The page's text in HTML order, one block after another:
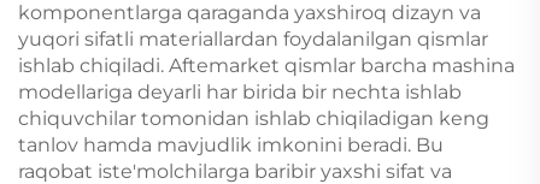
komponentlarga qaraganda yaxshiroq dizayn va
yuqori sifatli materiallardan foydalanilgan qismlar
ishlab chiqiladi. Aftemarket qismlar barcha mashina
modellariga deyarli har birida bir nechta ishlab
chiquvchilar tomonidan ishlab chiqiladigan keng
tanlov hamda mavjudlik imkonini beradi. Bu
raqobat iste'molchilarga baribir yaxshi sifat va